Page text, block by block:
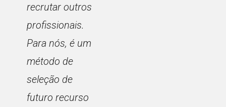
recrutar outros
profissionais.
Para nós, é um
método de
seleção de
futuro recurso